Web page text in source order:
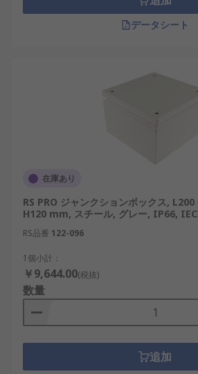
データシート
在庫あり
RS PRO ジャンクションボックス,
H120 mm, スチール, グレー, IP66,
RS品番 122-096
1個小計：
￥9,644.00(税抜)
数量
追加